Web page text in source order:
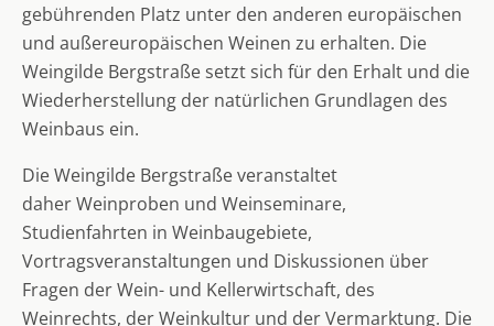
gebührenden Platz unter den anderen europäischen
und außereuropäischen Weinen zu erhalten. Die
Weingilde Bergstraße setzt sich für den Erhalt und die
Wiederherstellung der natürlichen Grundlagen des
Weinbaus ein.
Die Weingilde Bergstraße veranstaltet
daher Weinproben und Weinseminare,
Studienfahrten in Weinbaugebiete,
Vortragsveranstaltungen und Diskussionen über
Fragen der Wein- und Kellerwirtschaft, des
Weinrechts, der Weinkultur und der Vermarktung. Die